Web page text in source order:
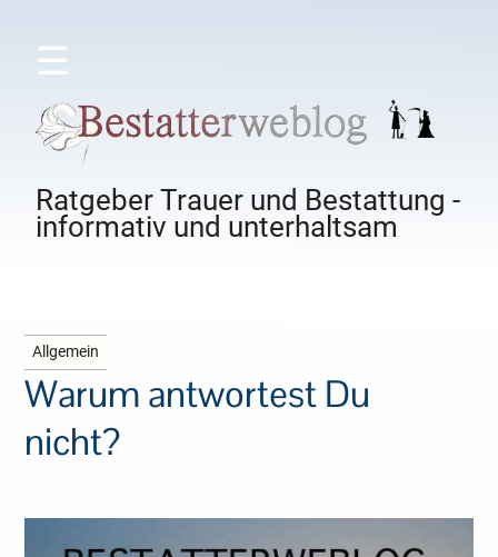
☰
Ratgeber Trauer und Bestattung -
informativ und unterhaltsam
Allgemein
Warum antwortest Du
nicht?